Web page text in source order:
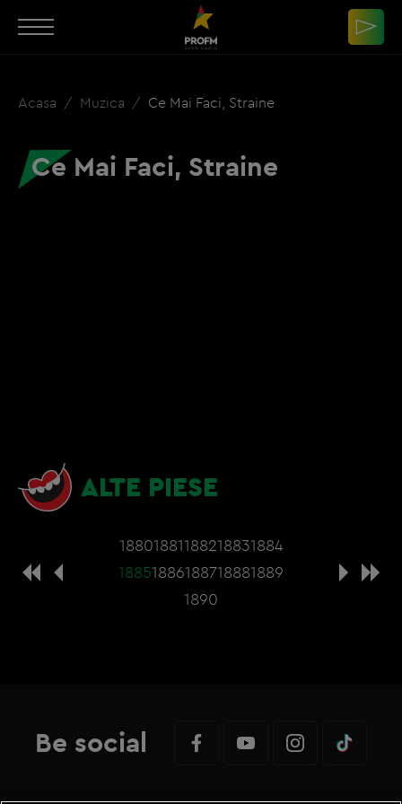
Acasa Muzica Ce Mai Faci, Straine
Ce Mai Faci, Straine
ALTE PIESE
18801881188218831884
18851886188718881889
1890
Be social